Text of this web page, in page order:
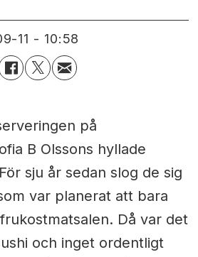
11 - 10:58
på
B Olssons hyllade
sju år sedan slog de sig
var planerat att bara
Då var det
och inget ordentligt